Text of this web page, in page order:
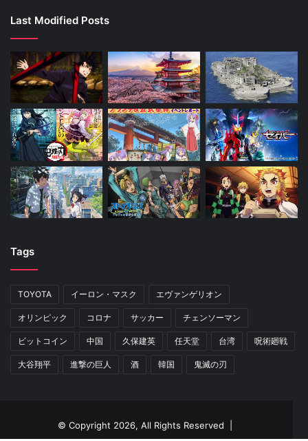
Last Modified Posts
Tags
TOYOTA イーロン・マスク エヴァンゲリオン
オリンピック コロナ サッカー チェンソーマン
ビットコイン 中国 久保建英 任天堂 台湾 呪術廻戦
大谷翔平 進撃の巨人 酒 韓国 鬼滅の刃
© Copyright 2026, All Rights Reserved |